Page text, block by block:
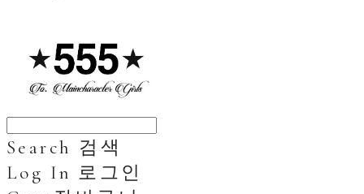
Search 검색
Log In 로그인